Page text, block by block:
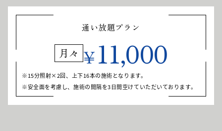
通い放題プラン
月々 ¥11,000
15分照射×2回、上下16本の施術となります。
安全面を考慮し、施術の間隔を3日間空けていただいております。